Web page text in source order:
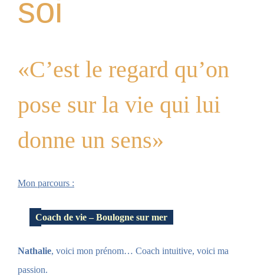
soi
«C’est le regard qu’on
pose sur la vie qui lui
donne un sens»
Mon parcours :
Coach de vie – Boulogne sur mer
Nathalie, voici mon prénom… Coach intuitive, voici ma
passion.